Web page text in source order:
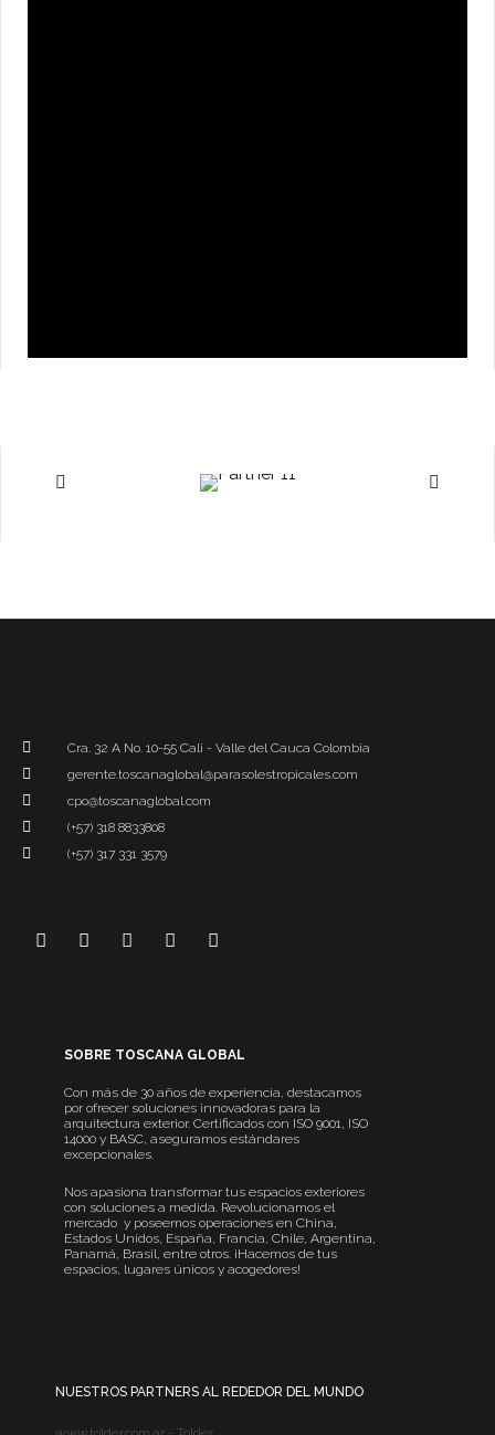
Cra. 32 A No. 10-55 Cali - Valle del Cauca Colombia
gerente.toscanaglobal@parasolestropicales.com
cpo@toscanaglobal.com
(+57) 318 8833808
(+57) 317 331 3579
SOBRE TOSCANA GLOBAL
Con más de 30 años de experiencia, destacamos
por ofrecer soluciones innovadoras para la
arquitectura exterior. Certificados con ISO 9001, ISO
14000 y BASC, aseguramos estándares
excepcionales.
Nos apasiona transformar tus espacios exteriores
con soluciones a medida. Revolucionamos el
mercado y poseemos operaciones en China,
Estados Unidos, España, Francia, Chile, Argentina,
Panamá, Brasil, entre otros. ¡Hacemos de tus
espacios, lugares únicos y acogedores!
NUESTROS PARTNERS AL REDEDOR DEL MUNDO